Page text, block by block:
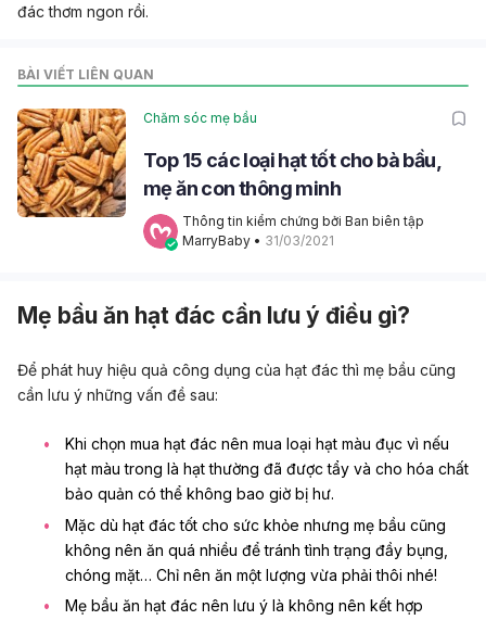
đác thơm ngon rồi.
BÀI VIẾT LIÊN QUAN
Chăm sóc mẹ bầu
Top 15 các loại hạt tốt cho bà bầu,
mẹ ăn con thông minh
Thông tin kiểm chứng bởi Ban biên tập
MarryBaby • 31/03/2021
Mẹ bầu ăn hạt đác cần lưu ý điều gì?
Để phát huy hiệu quả công dụng của hạt đác thì mẹ bầu cũng
cần lưu ý những vấn đề sau:
Khi chọn mua hạt đác nên mua loại hạt màu đục vì nếu
hạt màu trong là hạt thường đã được tẩy và cho hóa chất
bảo quản có thể không bao giờ bị hư.
Mặc dù hạt đác tốt cho sức khỏe nhưng mẹ bầu cũng
không nên ăn quá nhiều để tránh tình trạng đầy bụng
chóng mặt… Chỉ nên ăn một lượng vừa phải thôi nhé!
Mẹ bầu ăn hạt đác nên lưu ý là không nên kết hợp